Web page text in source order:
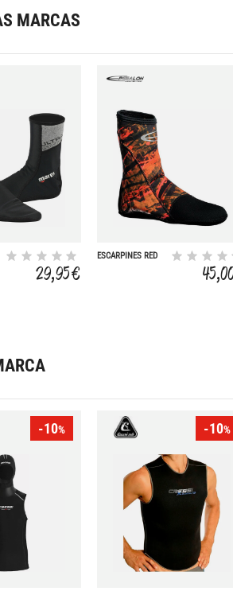
MARCAS
29,95 €
ESCARPINES RED
-10% -10%